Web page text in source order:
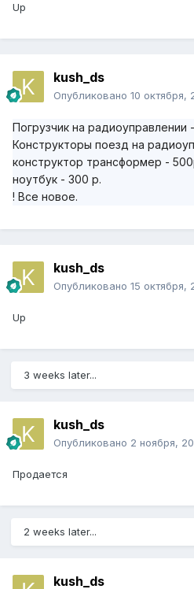
Up
kush_ds
Опубликовано 10 октября,
Погрузчик на радиоуправлении
Конструкторы поезд на
конструктор трансформер -
ноутбук - 300 р.
! Все новое.
kush_ds
Опубликовано 15 октября,
Up
3 weeks later...
kush_ds
Опубликовано 2 ноября,
Продается
2 weeks later...
kush_ds